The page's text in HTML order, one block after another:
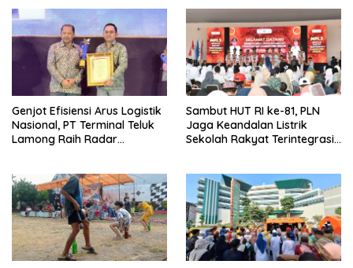
Genjot Efisiensi Arus Logistik
Nasional, PT Terminal Teluk
Lamong Raih Radar
Sambut HUT RI ke-81, PLN
Jaga Keandalan Listrik
Sekolah Rakyat Terintegrasi 1